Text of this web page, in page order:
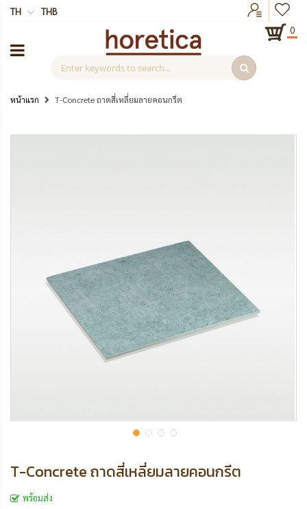
TH
THB
0
หน้าแรก T-Concrete ถาดสี่เหลี่ยมลายคอนกรีต
T-Concrete ถาดสี่เหลี่ยมลายคอนกรีต
พร้อมส่ง